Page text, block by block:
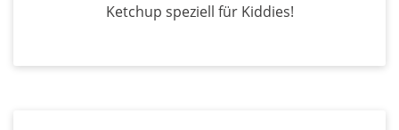
Ketchup speziell für Kiddies!